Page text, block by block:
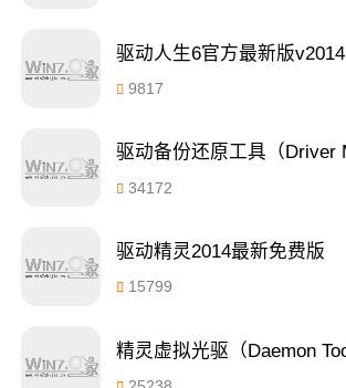
驱动人生6官方最新版v2014
9817
34172
驱动精灵2014最新免费版
15799